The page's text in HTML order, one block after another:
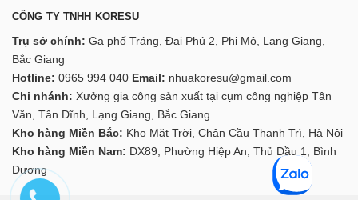
CÔNG TY TNHH KORESU
Trụ sở chính: Ga phố Tráng, Đại Phú 2, Phi Mô, Lạng Giang,
Bắc Giang
Hotline: 0965 994 040 Email: nhuakoresu@gmail.com
Chi nhánh: Xưởng gia công sản xuất tại cụm công nghiệp Tân
Văn, Tân Dĩnh, Lạng Giang, Bắc Giang
Kho hàng Miền Bắc: Kho Mặt Trời, Chân Cầu Thanh Trì, Hà Nội
Kho hàng Miền Nam: DX89, Phường Hiệp An, Thủ Dầu 1, Bình
Dương